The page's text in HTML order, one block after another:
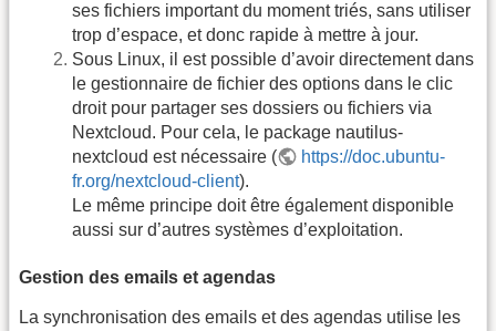
ses fichiers important du moment triés, sans utiliser
trop d’espace, et donc rapide à mettre à jour.
Sous Linux, il est possible d’avoir directement dans
le gestionnaire de fichier des options dans le clic
droit pour partager ses dossiers ou fichiers via
Nextcloud. Pour cela, le package nautilus-
nextcloud est nécessaire (
https://doc.ubuntu-
fr.org/nextcloud-client).
Le même principe doit être également disponible
aussi sur d’autres systèmes d’exploitation.
Gestion des emails et agendas
La synchronisation des emails et des agendas utilise les